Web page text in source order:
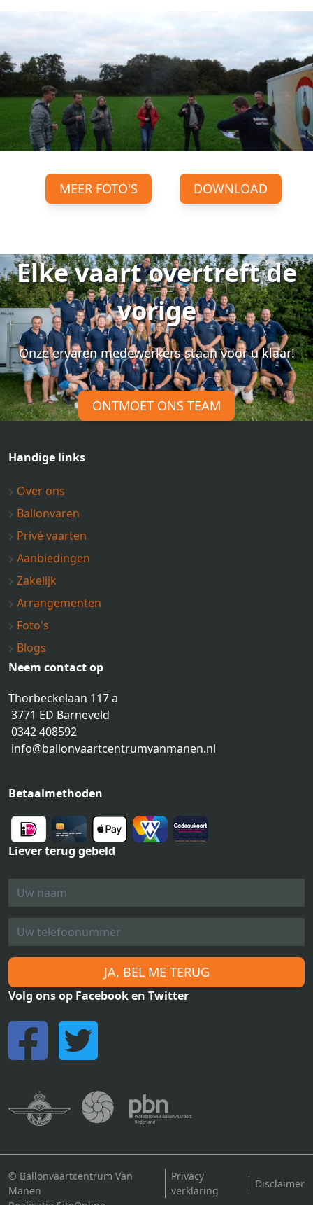
MEER FOTO'S DOWNLOAD
Elke vaart overtreft de
vorige
Onze ervaren medewerkers staan voor u klaar!
ONTMOET ONS TEAM
Handige links
Over ons
Ballonvaren
Privé vaarten
Aanbiedingen
Zakelijk
Arrangementen
Foto's
Blogs
Neem contact op
Thorbeckelaan 117 a
3771 ED Barneveld
0342 408592
info@ballonvaartcentrumvanmanen.nl
Betaalmethoden
Liever terug gebeld
JA, BEL ME TERUG
Volg ons op Facebook en Twitter
© Ballonvaartcentrum Van
Manen
Privacy
verklaring
Disclaimer